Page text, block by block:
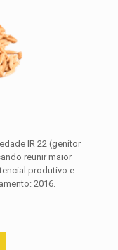
IR 22 (genitor
reunir maior
produtivo e
2016.